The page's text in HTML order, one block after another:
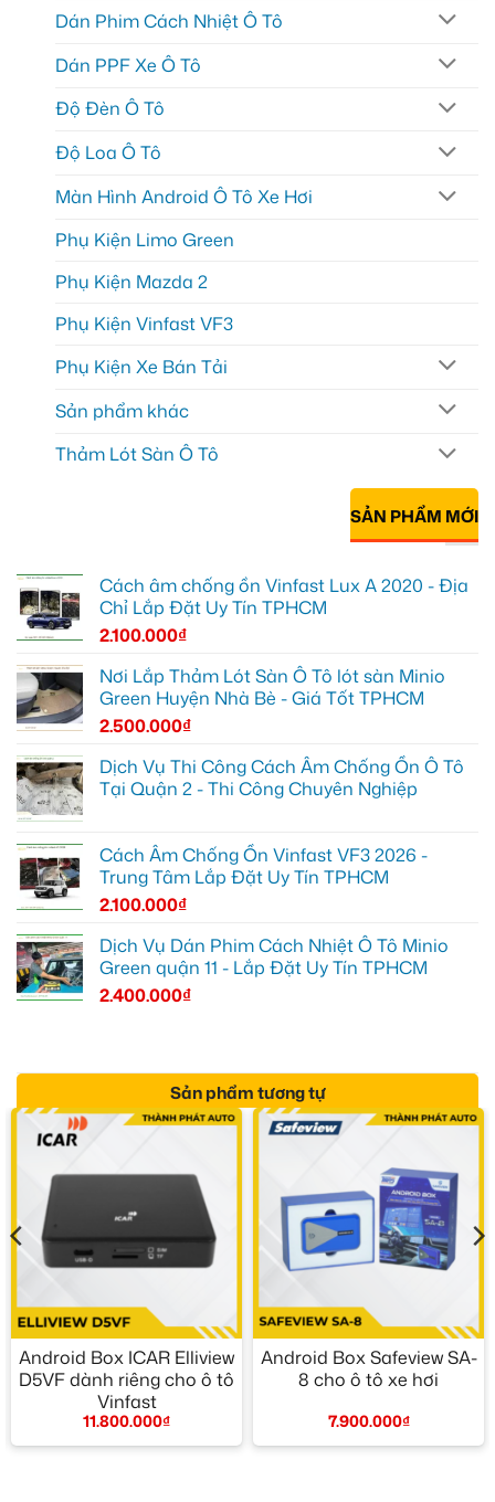
Dán Phim Cách Nhiệt Ô Tô
Dán PPF Xe Ô Tô
Độ Đèn Ô Tô
Độ Loa Ô Tô
Màn Hình Android Ô Tô Xe Hơi
Phụ Kiện Limo Green
Phụ Kiện Mazda 2
Phụ Kiện Vinfast VF3
Phụ Kiện Xe Bán Tải
Sản phẩm khác
Thảm Lót Sàn Ô Tô
SẢN PHẨM MỚI
Cách âm chống ồn Vinfast Lux A 2020 - Địa
Chỉ Lắp Đặt Uy Tín TPHCM
2.100.000₫
Nơi Lắp Thảm Lót Sàn Ô Tô lót sàn Minio
Green Huyện Nhà Bè - Giá Tốt TPHCM
2.500.000₫
Dịch Vụ Thi Công Cách Âm Chống Ồn Ô Tô
Tại Quận 2 - Thi Công Chuyên Nghiệp
Cách Âm Chống Ồn Vinfast VF3 2026 -
Trung Tâm Lắp Đặt Uy Tín TPHCM
2.100.000₫
Dịch Vụ Dán Phim Cách Nhiệt Ô Tô Minio
Green quận 11 - Lắp Đặt Uy Tín TPHCM
2.400.000₫
Sản phẩm tương tự
Android Box ICAR Elliview
D5VF dành riêng cho ô tô
Vinfast
11.800.000₫
Android Box Safeview SA-
8 cho ô tô xe hơi
7.900.000₫